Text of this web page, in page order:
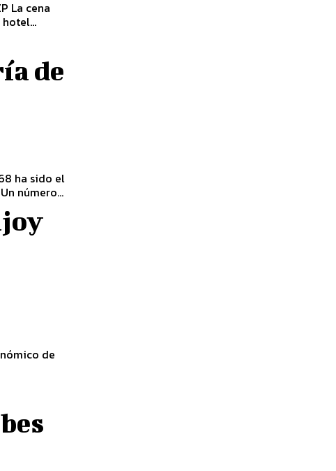
La cena
de
número...
de